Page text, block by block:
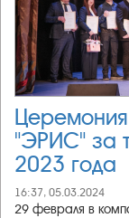
"ЭРИС" за
2023 года
16:37, 05.03.2024
29 февраля в